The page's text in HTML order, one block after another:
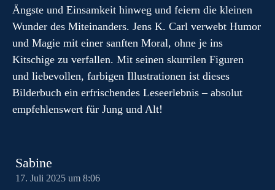
Ängste und Einsamkeit hinweg und feiern die kleinen
Wunder des Miteinanders. Jens K. Carl verwebt Humor
und Magie mit einer sanften Moral, ohne je ins
Kitschige zu verfallen. Mit seinen skurrilen Figuren
und liebevollen, farbigen Illustrationen ist dieses
Bilderbuch ein erfrischendes Leseerlebnis – absolut
empfehlenswert für Jung und Alt!
Sabine
17. Juli 2025 um 8:06